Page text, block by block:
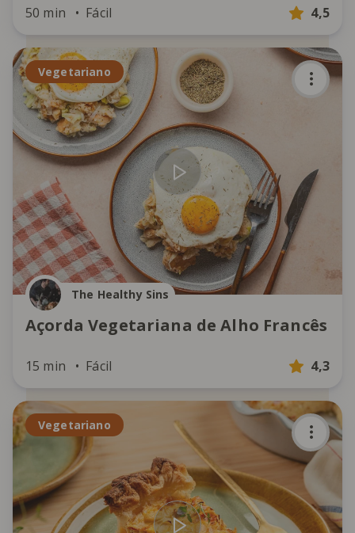
50 min Fácil 4,5
Vegetariano
The Healthy Sins
Açorda Vegetariana de Alho Francês
15 min Fácil 4,3
Vegetariano